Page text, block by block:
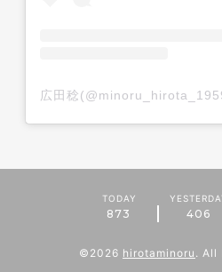
広田稔
TODAY
873 406
©2026 hirotaminoru . All